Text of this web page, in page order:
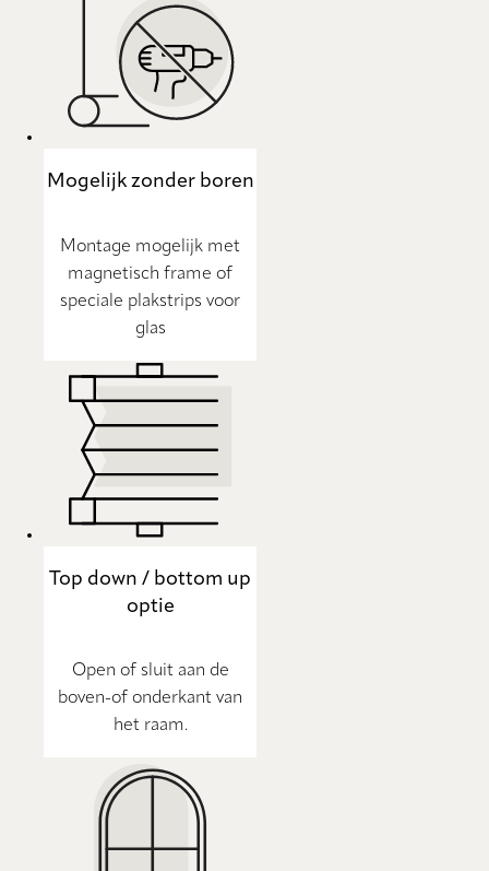
Mogelijk zonder boren
Montage mogelijk met
magnetisch frame of
speciale plakstrips voor
glas
Top down / bottom up
optie
Open of sluit aan de
boven-of onderkant van
het raam.